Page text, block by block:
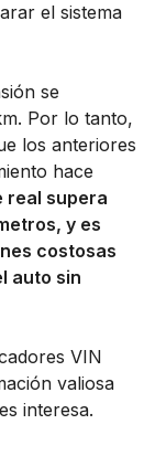
el sistema
se
Por lo tanto,
los anteriores
hace
real supera
y es
costosas
auto sin
VIN
valiosa
interesa.